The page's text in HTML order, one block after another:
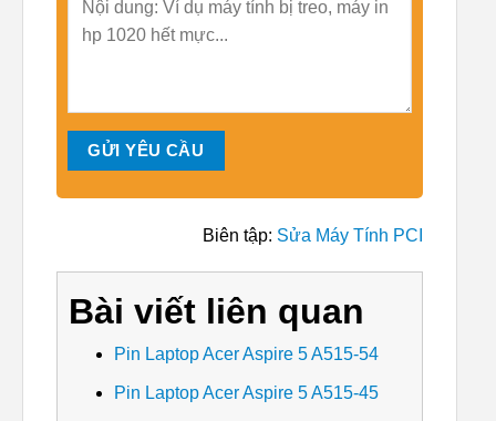
Biên tập: Sửa Máy Tính PCI
Bài viết liên quan
Pin Laptop Acer Aspire 5 A515-54
Pin Laptop Acer Aspire 5 A515-45